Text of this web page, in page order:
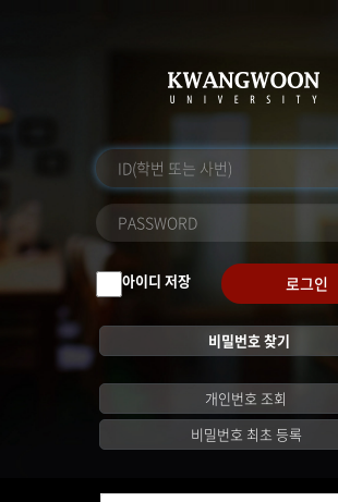
아이디 저장 로그인
비밀번호 찾기
개인번호 조회
비밀번호 최초 등록